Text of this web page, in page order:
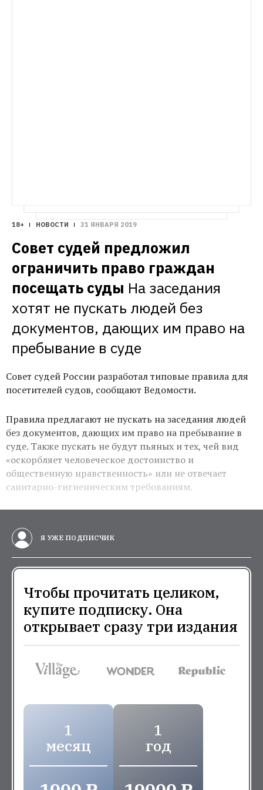
18+ НОВОСТИ 31 ЯНВАРЯ 2019
Совет судей предложил
ограничить право граждан
посещать суды На заседания
хотят не пускать людей без
документов, дающих им право на
пребывание в суде
Совет судей России разработал типовые правила для
посетителей судов, сообщают Ведомости.
Правила предлагают не пускать на заседания людей
без документов, дающих им право на пребывание в
суде. Также пускать не будут пьяных и тех, чей вид
«оскорбляет человеческое достоинство и
общественную нравственность» или не отвечает
санитарно-гигиеническим требованиям.
Я УЖЕ ПОДПИСЧИК
Чтобы прочитать целиком,
купите подписку. Она
открывает сразу три издания
1
месяц
1
год